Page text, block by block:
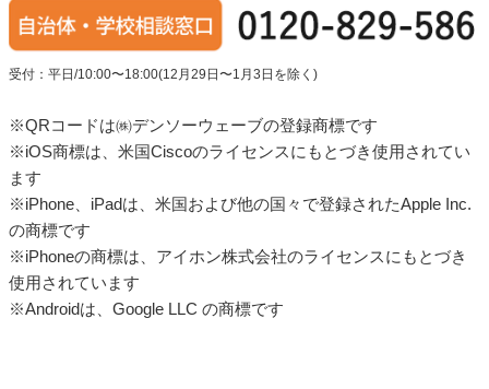
受付：平日/10:00〜18:00(12月29日〜1月3日を除く)
※QRコードは㈱デンソーウェーブの登録商標です
※iOS商標は、米国Ciscoのライセンスにもとづき使用されてい
ます
※iPhone、iPadは、米国および他の国々で登録されたApple Inc.
の商標です
※iPhoneの商標は、アイホン株式会社のライセンスにもとづき
使用されています
※Androidは、Google LLC の商標です